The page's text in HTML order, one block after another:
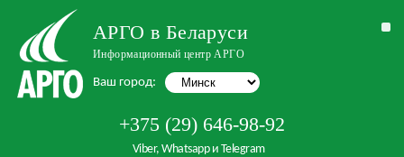
АРГО в Беларуси
Информационный центр АРГО
Ваш город:
+375 (29) 646-98-92
Viber, Whatsapp и Telegram